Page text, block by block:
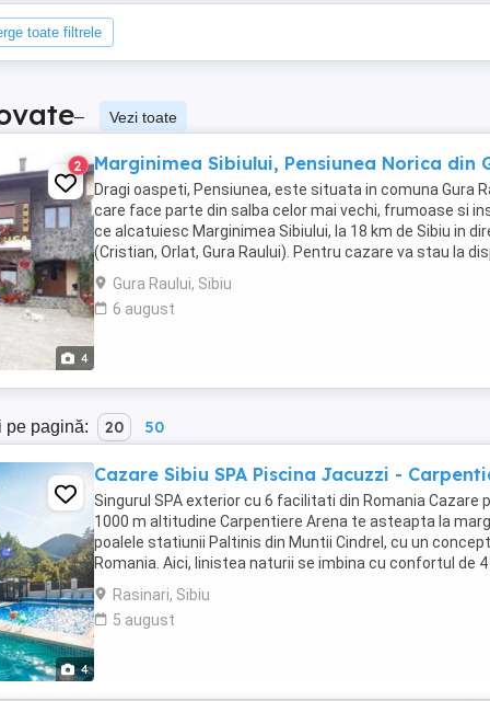
toate filtrele
– Vezi toate
4
2 Marginimea Sibiului, Pensiunea Norica din
Dragi oaspeti, Pensiunea, este situata in comuna Gura
care face parte din salba celor mai vechi, frumoase si
ce alcatuiesc Marginimea Sibiului, la 18 km de Sibiu in
(Cristian, Orlat, Gura Raului). Pentru cazare va stau la
locuri in 7 camere ...
Gura Raului, Sibiu
6 august
pe pagină: 20 50
4
Cazare Sibiu SPA Piscina Jacuzzi -
Singurul SPA exterior cu 6 facilitati din Romania Cazare
1000 m altitudine Carpentiere Arena te asteapta la
poalele statiunii Paltinis din Muntii Cindrel, cu un
Romania. Aici, linistea naturii se imbina cu confortul de
servicii premium, oferind ...
Rasinari, Sibiu
5 august